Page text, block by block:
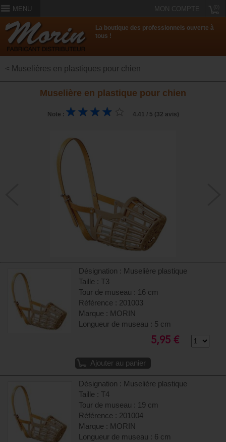
MENU MON COMPTE
La boutique des professionnels ouverte à
tous !
< Muselières en plastiques pour chien
Muselière en plastique pour chien
Note : 4.41 / 5 (32 avis)
Désignation : Muselière plastique
Taille : T3
Tour de museau : 16 cm
Référence : 201003
Marque : MORIN
Longueur de museau : 5 cm
5,95 €
Ajouter au panier
Désignation : Muselière plastique
Taille : T4
Tour de museau : 19 cm
Référence : 201004
Marque : MORIN
Longueur de museau : 6 cm